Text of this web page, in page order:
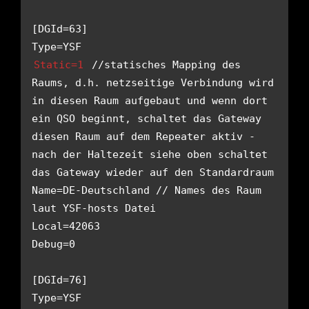
[DGId=63]
Type=YSF
Static=1
//statisches Mapping des
Raums, d.h. netzseitige Verbindung wird
in diesen Raum aufgebaut und wenn dort
ein QSO beginnt, schaltet das Gateway
diesen Raum auf dem Repeater aktiv -
nach der Haltezeit siehe oben schaltet
das Gateway wieder auf den Standardraum
Name=DE-Deutschland // Names des Raum
laut YSF-hosts Datei
Local=42063
Debug=0
[DGId=76]
Type=YSF